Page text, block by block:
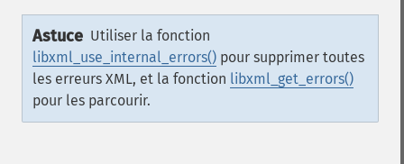
Astuce Utiliser la fonction
libxml_use_internal_errors() pour supprimer toutes
les erreurs XML, et la fonction libxml_get_errors()
pour les parcourir.